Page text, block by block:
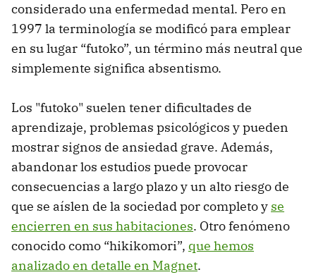
considerado una enfermedad mental. Pero en
1997 la terminología se modificó para emplear
en su lugar “futoko”, un término más neutral que
simplemente significa absentismo.
Los "futoko" suelen tener dificultades de
aprendizaje, problemas psicológicos y pueden
mostrar signos de ansiedad grave. Además,
abandonar los estudios puede provocar
consecuencias a largo plazo y un alto riesgo de
que se aíslen de la sociedad por completo y se
encierren en sus habitaciones. Otro fenómeno
conocido como “hikikomori”, que hemos
analizado en detalle en Magnet.